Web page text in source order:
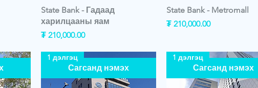
State Bank - Гадаад
харилцааны яам
Price
₮ 210,000.00
State Bank - Metromall
Price
₮ 210,000.00
Сагсанд нэмэх
1 дэлгэц
Сагсанд нэмэх
1 дэлгэц